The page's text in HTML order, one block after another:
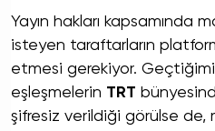
Yayın hakları kapsamında
isteyen taraftarların
etmesi gerekiyor.
eşleşmelerin TRT
şifresiz verildiği görülse de,